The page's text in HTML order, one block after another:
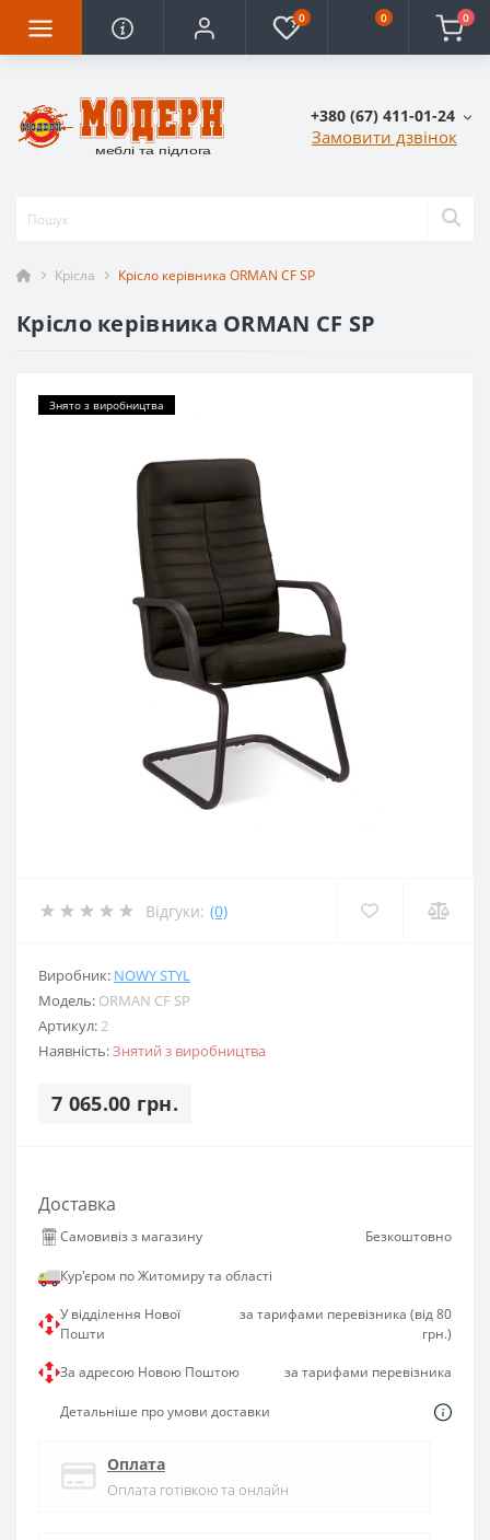
0 0 0
+380 (67) 411-01-24
Замовити дзвінок
Крісла Крісло керівника ORMAN CF SP
Крісло керівника ORMAN CF SP
Знято з виробництва
Відгуки: (0)
Виробник: NOWY STYL
Модель: ORMAN CF SP
Артикул:2
Наявність:Знятий з виробництва
7 065.00 грн.
Доставка
Самовивіз з магазину Безкоштовно
Кур'єром по Житомиру та області
У відділення Нової
Пошти
за тарифами перевізника (від 80
грн.)
За адресою Новою Поштою за тарифами перевізника
Детальніше про умови доставки
Оплата
Оплата готівкою та онлайн